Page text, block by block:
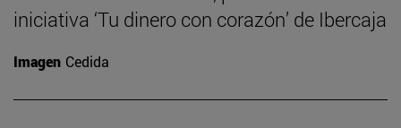
iniciativa ‘Tu dinero con corazón’ de Ibercaja
Imagen Cedida